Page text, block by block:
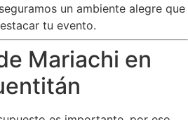
un ambiente alegre que
tu evento.
Mariachi en